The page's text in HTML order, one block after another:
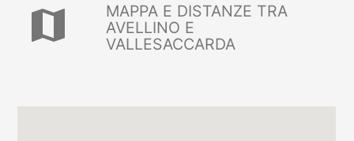
map
MAPPA E DISTANZE TRA
AVELLINO E
VALLESACCARDA